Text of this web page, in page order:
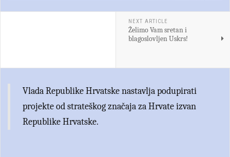
NEXT ARTICLE
Želimo Vam sretan i
blagoslovljen Uskrs!
Vlada Republike Hrvatske nastavlja podupirati
projekte od strateškog značaja za Hrvate izvan
Republike Hrvatske.